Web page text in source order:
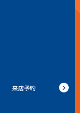
来店予約